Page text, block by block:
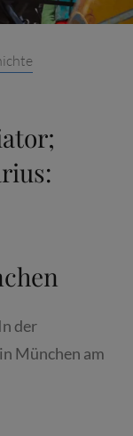
der
München am